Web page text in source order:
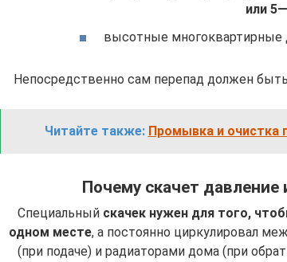
или
высотные многоквартирные
Непосредственно сам перепад должен быть
Читайте также: Промывка и очистка
Почему скачет давление
Специальный скачек нужен для того,
одном месте, а постоянно циркулировал
(при подаче) и радиаторами дома (при